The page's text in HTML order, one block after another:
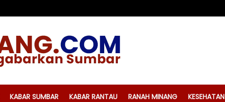
KABAR SUMBAR KABAR RANTAU RANAH MINANG KESEHATAN